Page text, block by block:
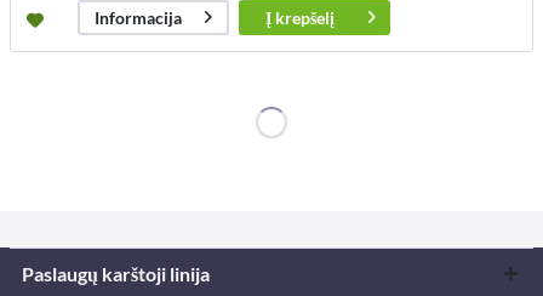
Informacija
Į krepšelį
Paslaugų karštoji linija